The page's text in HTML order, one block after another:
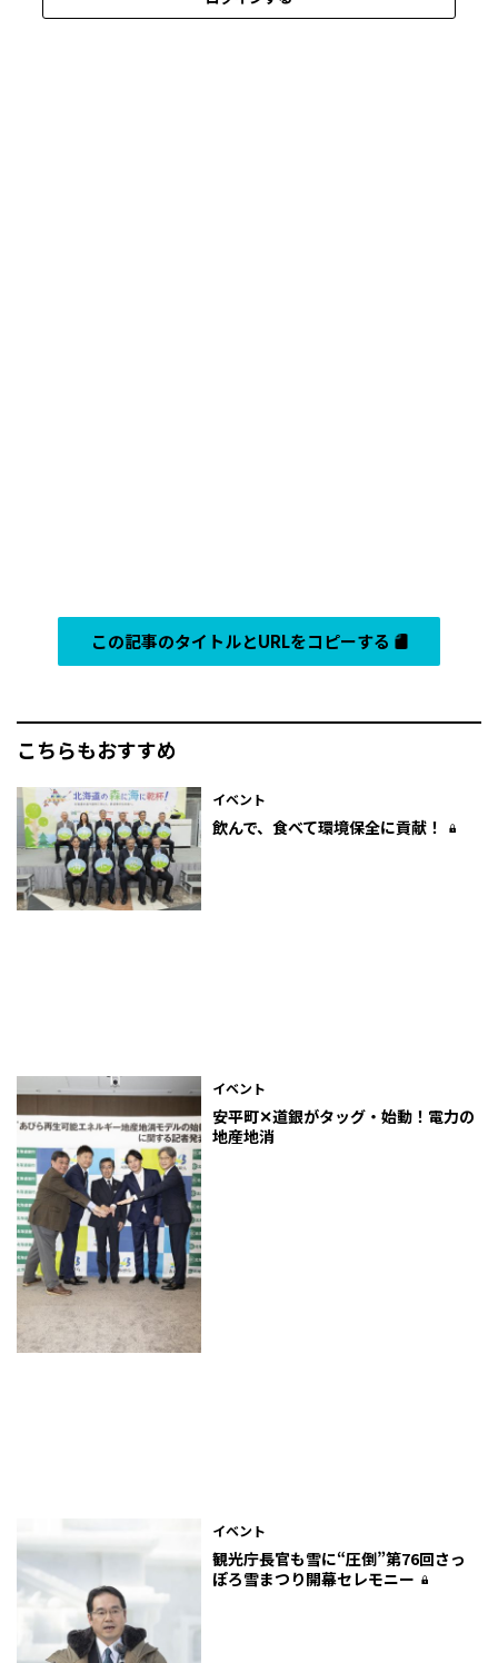
この記事のタイトルとURLをコピーする
こちらもおすすめ
イベント
飲んで、食べて環境保全に貢献！
イベント
安平町✕道銀がタッグ・始動！電力の
地産地消
イベント
観光庁長官も雪に“圧倒”――第76回さっ
ぽろ雪まつり開幕セレモニー